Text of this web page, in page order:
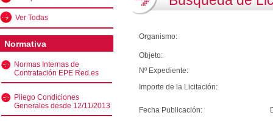
Ver Todas
Normativa
Normas Internas de
Contratación EPE Red.es
Pliego Condiciones
Generales desde 12/11/2013
Organismo:
Objeto:
Nº Expediente:
Importe de la Licitación:
Fecha Publicación: